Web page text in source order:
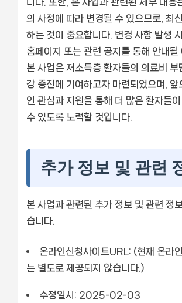
의 사정에 따라 변경될 수 있으므로, 최
하는 것이 중요합니다. 변경 사항 발생
홈페이지 또는 관련 공지를 통해 안내될
본 사업은 저소득층 환자들의 의료비 부
강 증진에 기여하고자 마련되었으며, 앞
인 관심과 지원을 통해 더 많은 환자들
수 있도록 노력할 것입니다.
추가 정보 및 관련
본 사업과 관련된 추가 정보 및 관련 정
습니다.
온라인신청사이트URL: (현재 온라
는 별도로 제공되지 않습니다.)
수정일시: 2025-02-03